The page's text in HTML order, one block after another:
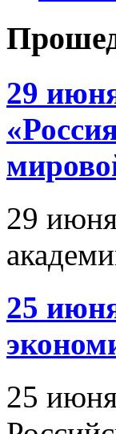
29
29
25
25